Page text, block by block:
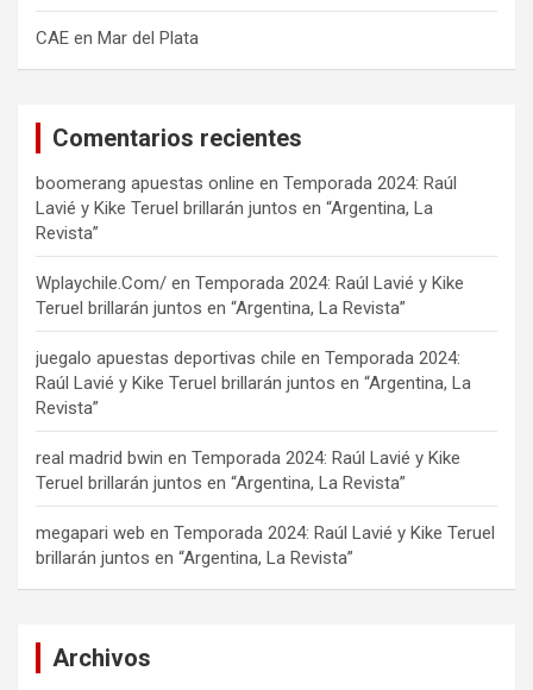
CAE en Mar del Plata
Comentarios recientes
boomerang apuestas online en Temporada 2024: Raúl
Lavié y Kike Teruel brillarán juntos en “Argentina, La
Revista”
Wplaychile.Com/ en Temporada 2024: Raúl Lavié y Kike
Teruel brillarán juntos en “Argentina, La Revista”
juegalo apuestas deportivas chile en Temporada 2024:
Raúl Lavié y Kike Teruel brillarán juntos en “Argentina, La
Revista”
real madrid bwin en Temporada 2024: Raúl Lavié y Kike
Teruel brillarán juntos en “Argentina, La Revista”
megapari web en Temporada 2024: Raúl Lavié y Kike Teruel
brillarán juntos en “Argentina, La Revista”
Archivos